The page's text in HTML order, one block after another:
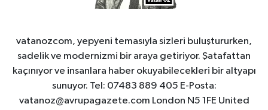
vatanozcom, yepyeni temasıyla sizleri buluştururken,
sadelik ve modernizmi bir araya getiriyor. Şatafattan
kaçınıyor ve insanlara haber okuyabilecekleri bir altyapı
sunuyor. Tel: 07483 889 405 E-Posta:
vatanoz@avrupagazete.com London N5 1FE United